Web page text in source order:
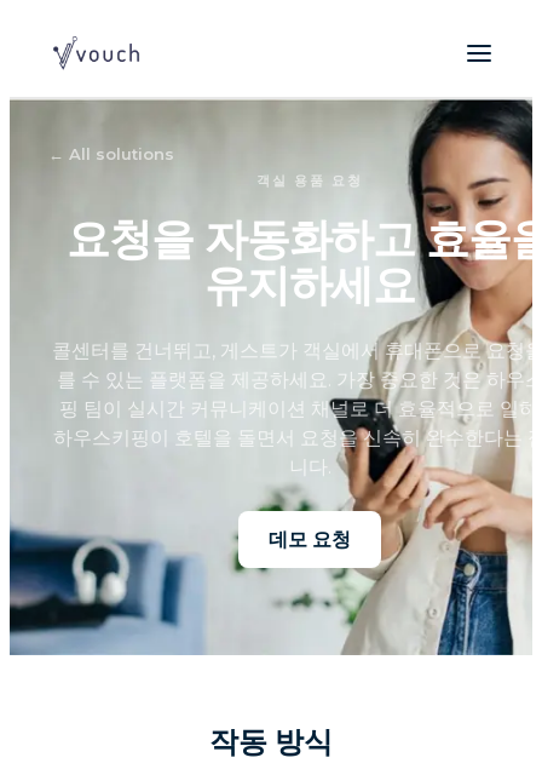
← All solutions
객실 용품 요청
요청을 자동화하고 효율
유지하세요
콜센터를 건너뛰고, 게스트가 객실에서 휴대폰으로 요청
를 수 있는 플랫폼을 제공하세요. 가장 중요한 것은 하우
핑 팀이 실시간 커뮤니케이션 채널로 더 효율적으로 일하
하우스키핑이 호텔을 돌면서 요청을 신속히 완수한다는
니다.
데모 요청
작동 방식